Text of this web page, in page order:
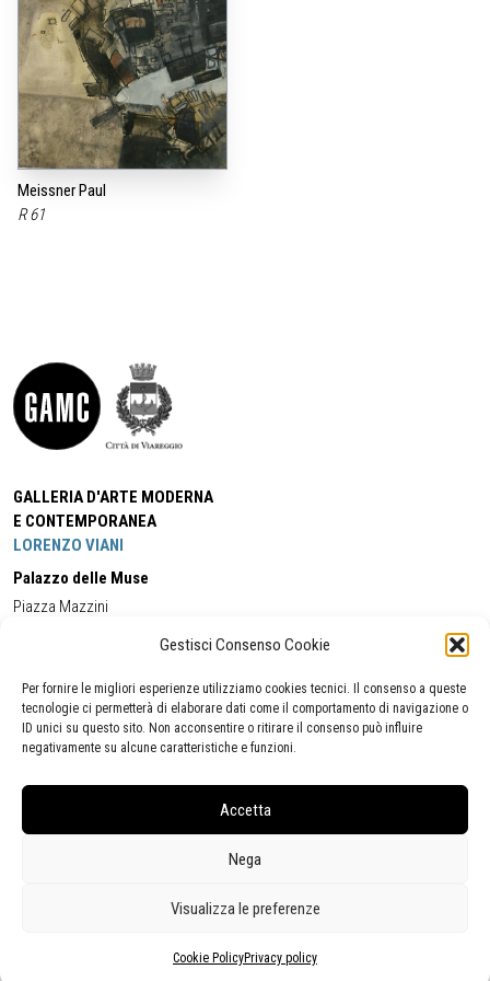
Gestisci Consenso Cookie
Per fornire le migliori esperienze utilizziamo cookies tecnici. Il consenso a queste
tecnologie ci permetterà di elaborare dati come il comportamento di navigazione o
ID unici su questo sito. Non acconsentire o ritirare il consenso può influire
negativamente su alcune caratteristiche e funzioni.
Accetta
Nega
Visualizza le preferenze
Cookie PolicyPrivacy policy
Meissner Paul
R 61
GALLERIA D'ARTE MODERNA
E CONTEMPORANEA
LORENZO VIANI
Palazzo delle Muse
Piazza Mazzini
Cell:+39 338 5714978 (orario apertura Galleria)
Tel:
+39 0584 944580
(orario 09.00/13.00)
Email:gamc@comune.viareggio.lu.it
Segnalazione di inaccessibilità